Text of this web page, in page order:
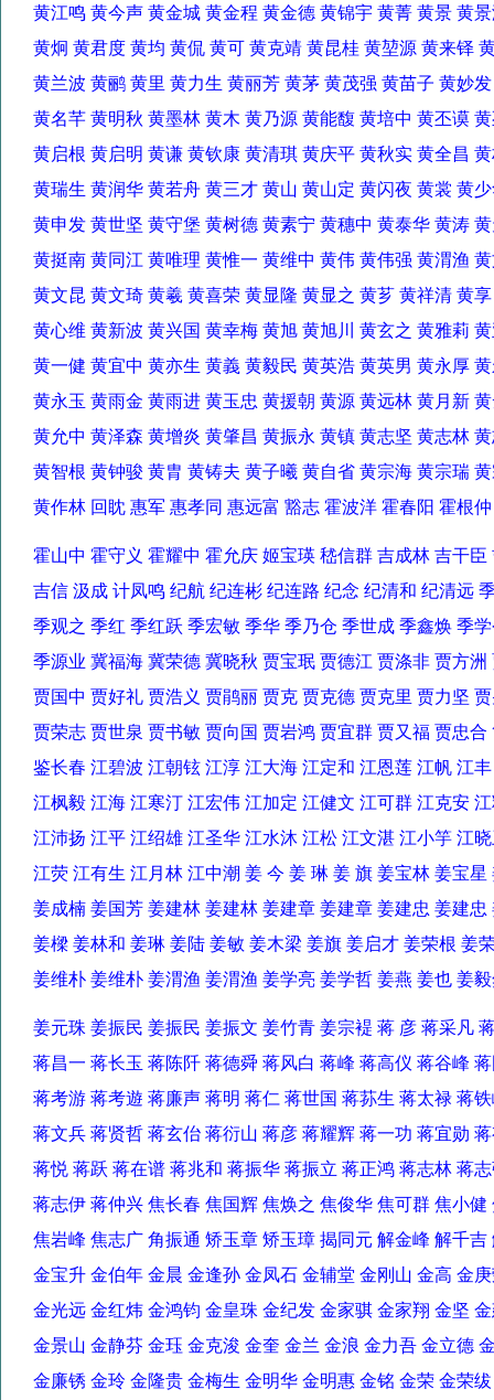
黄江鸣 黄今声 黄金城 黄金程 黄金德 黄锦宇 黄菁 黄景 黄
黄炯 黄君度 黄均 黄侃 黄可 黄克靖 黄昆桂 黄堃源 黄来铎
黄兰波 黄鹂 黄里 黄力生 黄丽芳 黄茅 黄茂强 黄苗子 黄妙
黄名芊 黄明秋 黄墨林 黄木 黄乃源 黄能馥 黄培中 黄丕谟
黄启根 黄启明 黄谦 黄钦康 黄清琪 黄庆平 黄秋实 黄全昌
黄瑞生 黄润华 黄若舟 黄三才 黄山 黄山定 黄闪夜 黄裳 黄
黄申发 黄世坚 黄守堡 黄树德 黄素宁 黄穗中 黄泰华 黄涛
黄挺南 黄同江 黄唯理 黄惟一 黄维中 黄伟 黄伟强 黄渭渔
黄文昆 黄文琦 黄羲 黄喜荣 黄显隆 黄显之 黄芗 黄祥清 黄
黄心维 黄新波 黄兴国 黄幸梅 黄旭 黄旭川 黄玄之 黄雅莉
黄一健 黄宜中 黄亦生 黄義 黄毅民 黄英浩 黄英男 黄永厚
黄永玉 黄雨金 黄雨进 黄玉忠 黄援朝 黄源 黄远林 黄月新
黄允中 黄泽森 黄增炎 黄肇昌 黄振永 黄镇 黄志坚 黄志林
黄智根 黄钟骏 黄胄 黄铸夫 黄子曦 黄自省 黄宗海 黄宗瑞
黄作林 回眈 惠军 惠孝同 惠远富 豁志 霍波洋 霍春阳 霍根
霍山中 霍守义 霍耀中 霍允庆 姬宝瑛 嵇信群 吉成林 吉干
吉信 汲成 计凤鸣 纪航 纪连彬 纪连路 纪念 纪清和 纪清远
季观之 季红 季红跃 季宏敏 季华 季乃仓 季世成 季鑫焕 季
季源业 冀福海 冀荣德 冀晓秋 贾宝珉 贾德江 贾涤非 贾方
贾国中 贾好礼 贾浩义 贾鹃丽 贾克 贾克德 贾克里 贾力坚
贾荣志 贾世泉 贾书敏 贾向国 贾岩鸿 贾宜群 贾又福 贾忠
鉴长春 江碧波 江朝铉 江淳 江大海 江定和 江恩莲 江帆 江
江枫毅 江海 江寒汀 江宏伟 江加定 江健文 江可群 江克安
江沛扬 江平 江绍雄 江圣华 江水沐 江松 江文湛 江小竽 江
江荧 江有生 江月林 江中潮 姜 今 姜 琳 姜 旗 姜宝林 姜宝
姜成楠 姜国芳 姜建林 姜建林 姜建章 姜建章 姜建忠 姜建
姜樑 姜林和 姜琳 姜陆 姜敏 姜木梁 姜旗 姜启才 姜荣根
姜维朴 姜维朴 姜渭渔 姜渭渔 姜学亮 姜学哲 姜燕 姜也 姜
姜元珠 姜振民 姜振民 姜振文 姜竹青 姜宗褆 蒋 彦 蒋采凡
蒋昌一 蒋长玉 蒋陈阡 蒋德舜 蒋风白 蒋峰 蒋高仪 蒋谷峰
蒋考游 蒋考遊 蒋廉声 蒋明 蒋仁 蒋世国 蒋荪生 蒋太禄 蒋
蒋文兵 蒋贤哲 蒋玄佁 蒋衍山 蒋彦 蒋耀辉 蒋一功 蒋宜勋
蒋悦 蒋跃 蒋在谱 蒋兆和 蒋振华 蒋振立 蒋正鸿 蒋志林 蒋
蒋志伊 蒋仲兴 焦长春 焦国辉 焦焕之 焦俊华 焦可群 焦小
焦岩峰 焦志广 角振通 矫玉章 矫玉璋 揭同元 解金峰 解千
金宝升 金伯年 金晨 金逢孙 金凤石 金辅堂 金刚山 金高 金
金光远 金红炜 金鸿钧 金皇珠 金纪发 金家骐 金家翔 金坚
金景山 金静芬 金珏 金克浚 金奎 金兰 金浪 金力吾 金立德
金廉锈 金玲 金隆贵 金梅生 金明华 金明惠 金铭 金荣 金荣